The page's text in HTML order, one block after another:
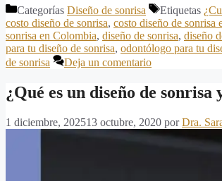
Categorías Diseño de sonrisa Etiquetas
costo diseño de sonrisa, costo diseño de sonrisa
sonrisa en Colombia, diseño de sonrisa, diseño
para tu diseño de sonrisa, odontólogo para tu
de sonrisa
Deja un comentario
¿Qué es un diseño de sonrisa
1 diciembre, 202513 octubre, 2020 porDra.